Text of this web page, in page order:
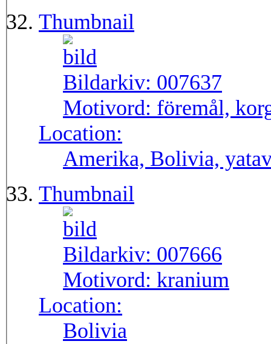
Thumbnail
Bildarkiv: 007637
Motivord: föremål,
Location:
Amerika, Bolivia,
Thumbnail
Bildarkiv: 007666
Motivord: kranium
Location:
Bolivia